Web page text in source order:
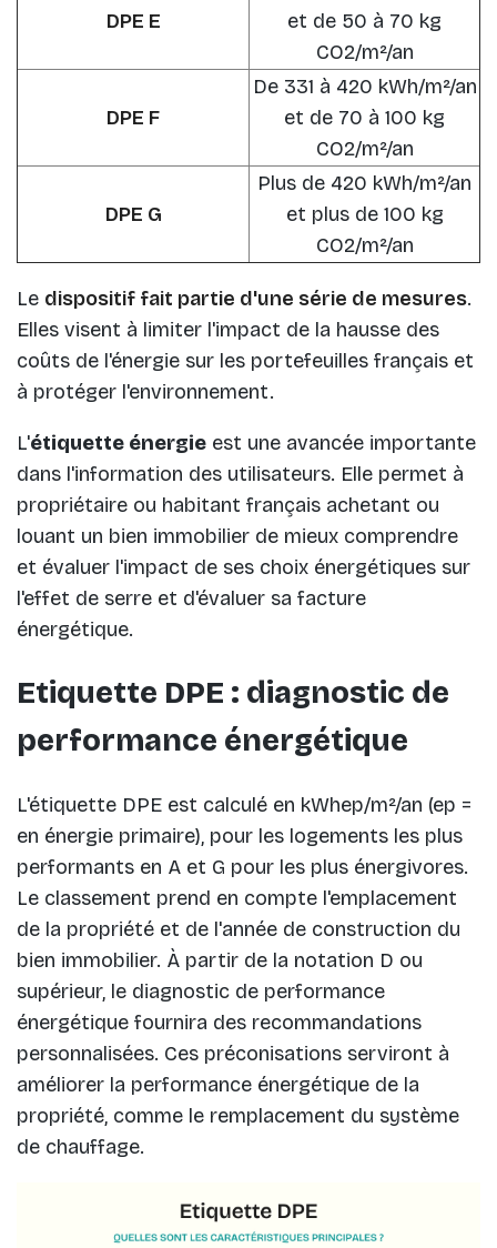
DPE E
et de 50 à 70 kg
CO2/m²/an
DPE F
De 331 à 420 kWh/m²/an
et de 70 à 100 kg
CO2/m²/an
DPE G
Plus de 420 kWh/m²/an
et plus de 100 kg
CO2/m²/an
Le dispositif fait partie d'une série de mesures.
Elles visent à limiter l'impact de la hausse des
coûts de l'énergie sur les portefeuilles français et
à protéger l'environnement.
L'étiquette énergie est une avancée importante
dans l'information des utilisateurs. Elle permet à
propriétaire ou habitant français achetant ou
louant un bien immobilier de mieux comprendre
et évaluer l'impact de ses choix énergétiques sur
l'effet de serre et d'évaluer sa facture
énergétique.
Etiquette DPE : diagnostic de
performance énergétique
L'étiquette DPE est calculé en kWhep/m²/an (ep =
en énergie primaire), pour les logements les plus
performants en A et G pour les plus énergivores.
Le classement prend en compte l'emplacement
de la propriété et de l'année de construction du
bien immobilier. À partir de la notation D ou
supérieur, le diagnostic de performance
énergétique fournira des recommandations
personnalisées. Ces préconisations serviront à
améliorer la performance énergétique de la
propriété, comme le remplacement du système
de chauffage.